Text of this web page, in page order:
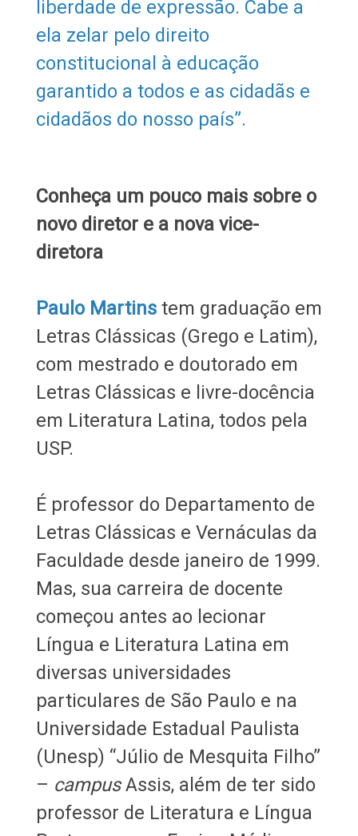
liberdade de expressão. Cabe a
ela zelar pelo direito
constitucional à educação
garantido a todos e as cidadãs e
cidadãos do nosso país”.
Conheça um pouco mais sobre o
novo diretor e a nova vice-
diretora
Paulo Martinstem graduação em
Letras Clássicas (Grego e Latim),
com mestrado e doutorado em
Letras Clássicas e livre-docência
em Literatura Latina, todos pela
USP.
É professor do Departamento de
Letras Clássicas e Vernáculas da
Faculdade desde janeiro de 1999.
Mas, sua carreira de docente
começou antes ao lecionar
Língua e Literatura Latina em
diversas universidades
particulares de São Paulo e na
Universidade Estadual Paulista
(Unesp) “Júlio de Mesquita Filho”
– campusAssis, além de ter sido
professor de Literatura e Língua